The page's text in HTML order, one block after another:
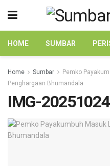
HOME SUMBAR
Home Sumbar
Pemko
Penghargaan Bhumandala
IMG-